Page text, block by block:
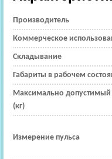
Производитель
Коммерческое
Складывание
Габариты в рабочем
Максимально допустимый
(кг)
Измерение пульса